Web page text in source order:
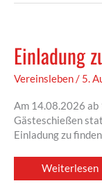
Boot
Einladung
Vereinsleben/ 5.
Am 14.08.2026 ab
Gästeschießen
Einladung zu finden
Einladung
Weiterlesen